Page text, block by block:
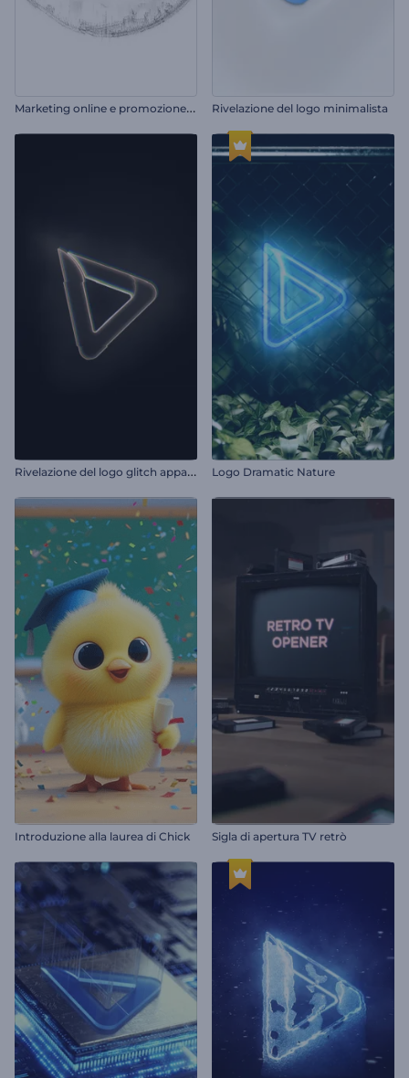
M
arketing online e promozione SEO Rivelazione del logo minimalista
R
ivelazione del logo glitch appariscente Logo Dramatic Nature
Introduzione alla laurea di Chick Sigla di apertura TV retrò